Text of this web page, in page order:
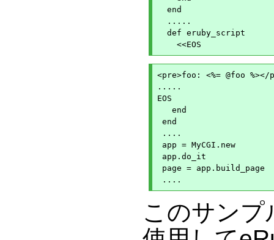
  end
  .....
  def eruby_script
<pre>foo: <%= @foo %></
.....
EOS
   end
end
....
app = MyCGI.new
app.do_it
page = app.build_page
このサンプ